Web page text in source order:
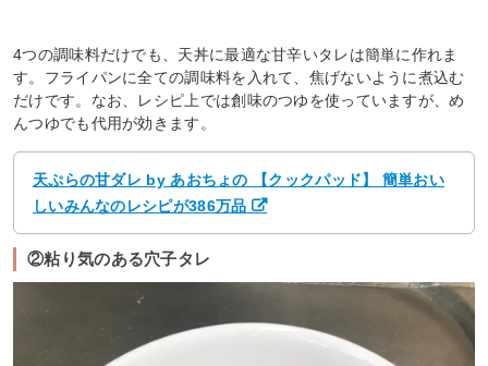
4つの調味料だけでも、天丼に最適な甘辛いタレは簡単に作れま
す。フライパンに全ての調味料を入れて、焦げないように煮込む
だけです。なお、レシピ上では創味のつゆを使っていますが、め
んつゆでも代用が効きます。
天ぷらの甘ダレ by あおちょの 【クックパッド】 簡単おい
しいみんなのレシピが386万品
②粘り気のある穴子タレ